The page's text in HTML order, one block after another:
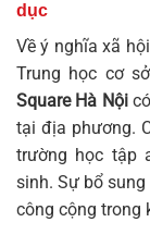
dục
Về ý nghĩa xã
Trung học cơ
Square Hà Nội
tại địa phương.
trường học tập
sinh. Sự bổ
công cộng trong